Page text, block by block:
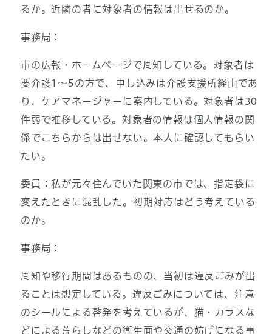
るか。近隣の者に対象者の情報は出せるのか。
事務局：
市の広報・ホームページで周知している。対象者は
要介護1～5の方で、申し込みは介護支援所経由であ
り、ケアマネージャーに案内している。対象者は30
件弱で推移している。対象者の情報は個人情報の関
係でこちらからは出せない。本人に確認してもらい
たい。
委員：私が元々住んでいた関東の市では、指定袋に
変えたときに混乱した。初期対応はどう考えている
のか。
事務局：
周知や移行期間はあるものの、当初は違反ごみが出
ることは想定している。違反ごみについては、注意
のシールによる啓発を考えているが、猫・カラスな
どによる荒らしなどの衛生面や交通の妨げになる事